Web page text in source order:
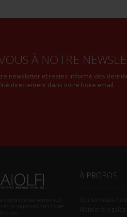
À NOTRE
newsletter et restez informé des
directement dans votre boite email.
À PROPOS